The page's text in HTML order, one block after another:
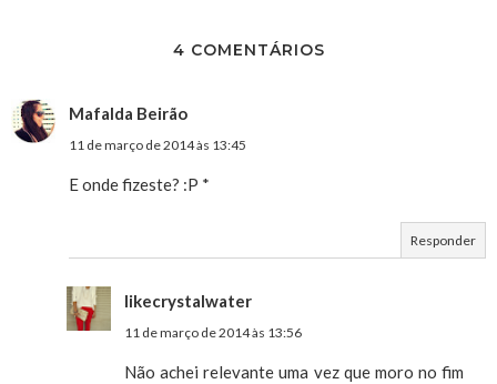
4 COMENTÁRIOS
Mafalda Beirão
11 de março de 2014 às 13:45
E onde fizeste? :P *
Responder
likecrystalwater
11 de março de 2014 às 13:56
Não achei relevante uma vez que moro no fim